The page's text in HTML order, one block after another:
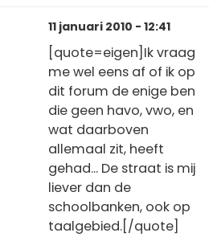
11 januari 2010 - 12:41
[quote=eigen]Ik vraag
me wel eens af of ik op
dit forum de enige ben
die geen havo, vwo, en
wat daarboven
allemaal zit, heeft
gehad... De straat is mij
liever dan de
schoolbanken, ook op
taalgebied.[/quote]